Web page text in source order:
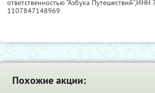
ответственностью "Азбука Путешествий",ИНН
1107847148969
Похожие акции: